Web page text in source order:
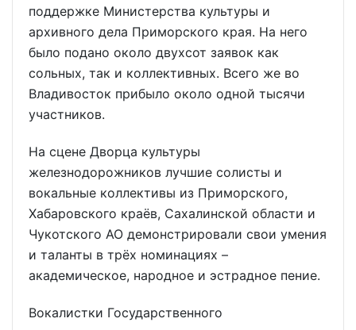
поддержке Министерства культуры и
архивного дела Приморского края. На него
было подано около двухсот заявок как
сольных, так и коллективных. Всего же во
Владивосток прибыло около одной тысячи
участников.
На сцене Дворца культуры
железнодорожников лучшие солисты и
вокальные коллективы из Приморского,
Хабаровского краёв, Сахалинской области и
Чукотского АО демонстрировали свои умения
и таланты в трёх номинациях –
академическое, народное и эстрадное пение.
Вокалистки Государственного